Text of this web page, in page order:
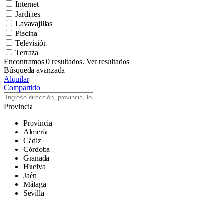
Internet
Jardines
Lavavajillas
Piscina
Televisión
Terraza
Encontramos 0 resultados. Ver resultados
Búsqueda avanzada
Alquilar
Compartido
Provincia
Provincia
Almería
Cádiz
Córdoba
Granada
Huelva
Jaén
Málaga
Sevilla